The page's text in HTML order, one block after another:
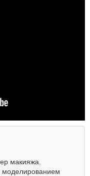
макияжа.
моделированием